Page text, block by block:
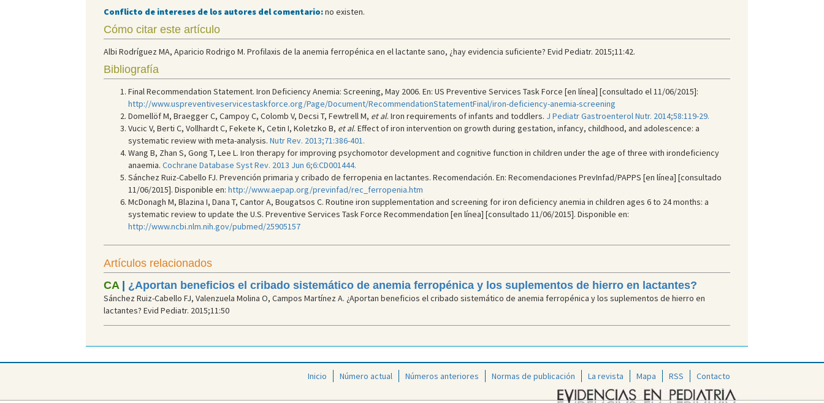
Conflicto de intereses de los autores del comentario:no existen.
Cómo citar este artículo
Albi Rodríguez MA, Aparicio Rodrigo M. Profilaxis de la anemia ferropénica en el lactante sano, ¿hay evidencia suficiente? Evid Pediatr. 2015;11:42.
Bibliografía
Final Recommendation Statement. Iron Deficiency Anemia: Screening, May 2006. En: US Preventive Services Task Force [en línea] [consultado el 11/06/2015]:
http://www.uspreventiveservicestaskforce.org/Page/Document/RecommendationStatementFinal/iron-deficiency-anemia-screening
Domellöf M, Braegger C, Campoy C, Colomb V, Decsi T, Fewtrell M, et al. Iron requirements of infants and toddlers. J Pediatr Gastroenterol Nutr. 2014;58:119-29.
Vucic V, Berti C, Vollhardt C, Fekete K, Cetin I, Koletzko B, et al. Effect of iron intervention on growth during gestation, infancy, childhood, and adolescence: a
systematic review with meta-analysis. Nutr Rev. 2013;71:386-401.
Wang B, Zhan S, Gong T, Lee L. Iron therapy for improving psychomotor development and cognitive function in children under the age of three with irondeficiency
anaemia. Cochrane Database Syst Rev. 2013 Jun 6;6:CD001444.
Sánchez Ruiz-Cabello FJ. Prevención primaria y cribado de ferropenia en lactantes. Recomendación. En: Recomendaciones PrevInfad/PAPPS [en línea] [consultado
11/06/2015]. Disponible en: http://www.aepap.org/previnfad/rec_ferropenia.htm
McDonagh M, Blazina I, Dana T, Cantor A, Bougatsos C. Routine iron supplementation and screening for iron deficiency anemia in children ages 6 to 24 months: a
systematic review to update the U.S. Preventive Services Task Force Recommendation [en línea] [consultado 11/06/2015]. Disponible en:
http://www.ncbi.nlm.nih.gov/pubmed/25905157
Artículos relacionados
CA| ¿Aportan beneficios el cribado sistemático de anemia ferropénica y los suplementos de hierro en lactantes?
Sánchez Ruiz-Cabello FJ, Valenzuela Molina O, Campos Martínez A. ¿Aportan beneficios el cribado sistemático de anemia ferropénica y los suplementos de hierro en
lactantes? Evid Pediatr. 2015;11:50
Inicio Número actual Números anteriores Normas de publicación La revista Mapa RSS Contacto